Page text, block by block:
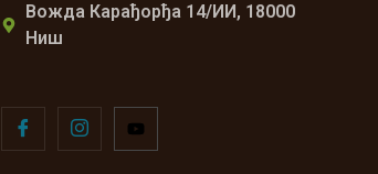
Вожда Карађорђа 14/ИИ, 18000
Ниш